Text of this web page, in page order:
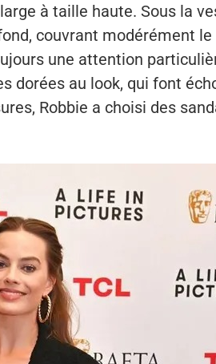
à taille haute. Sous la
couvrant modérément
une attention
dorées au look, qui font
Robbie a choisi des